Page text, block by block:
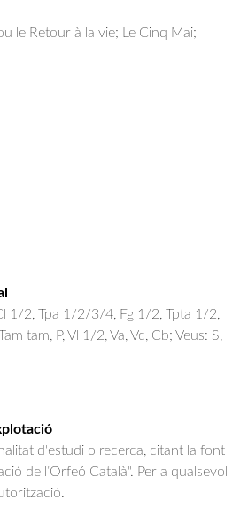
le Retour à la vie; Le Cinq Mai;
1/2, Tpa 1/2/3/4, Fg 1/2, Tpta 1/2,
tam, P, Vl 1/2, Va, Vc, Cb; Veus: S,
d'estudi o recerca, citant la font
de l’Orfeó Català". Per a qualsevol